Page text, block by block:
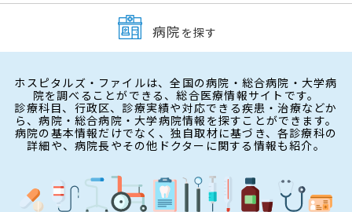
病院 を探す
ホスピタルズ・ファイルは、全国の病院・総合病院・大学病
院を調べることができる、総合医療情報サイトです。
診療科目、行政区、診療実績や対応できる疾患・治療などか
ら、病院・総合病院・大学病院情報を探すことができます。
病院の基本情報だけでなく、独自取材に基づき、各診療科の
詳細や、病院長やその他ドクターに関する情報も紹介。